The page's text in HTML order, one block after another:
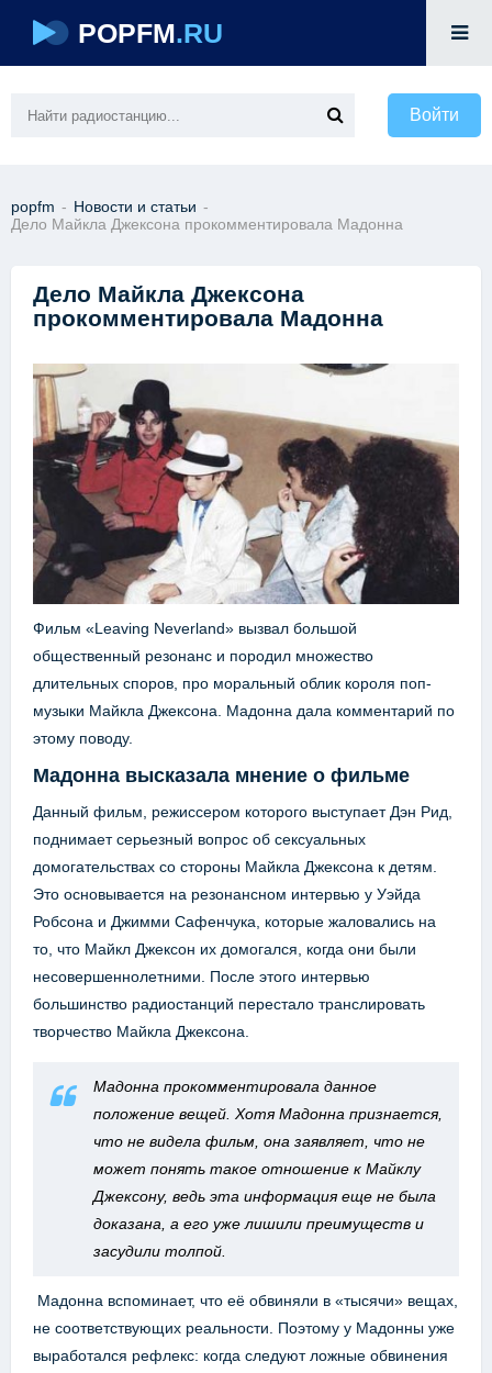
POPFM.RU
Войти
popfm - Новости и статьи -
Дело Майкла Джексона прокомментировала Мадонна
Дело Майкла Джексона
прокомментировала Мадонна
Фильм «Leaving Neverland» вызвал большой
общественный резонанс и породил множество
длительных споров, про моральный облик короля поп-
музыки Майкла Джексона. Мадонна дала комментарий по
этому поводу.
Мадонна высказала мнение о фильме
Данный фильм, режиссером которого выступает Дэн Рид,
поднимает серьезный вопрос об сексуальных
домогательствах со стороны Майкла Джексона к детям.
Это основывается на резонансном интервью у Уэйда
Робсона и Джимми Сафенчука, которые жаловались на
то, что Майкл Джексон их домогался, когда они были
несовершеннолетними. После этого интервью
большинство радиостанций перестало транслировать
творчество Майкла Джексона.
Мадонна прокомментировала данное
положение вещей. Хотя Мадонна признается,
что не видела фильм, она заявляет, что не
может понять такое отношение к Майклу
Джексону, ведь эта информация еще не была
доказана, а его уже лишили преимуществ и
засудили толпой.
Мадонна вспоминает, что её обвиняли в «тысячи» вещах,
не соответствующих реальности. Поэтому у Мадонны уже
выработался рефлекс: когда следуют ложные обвинения